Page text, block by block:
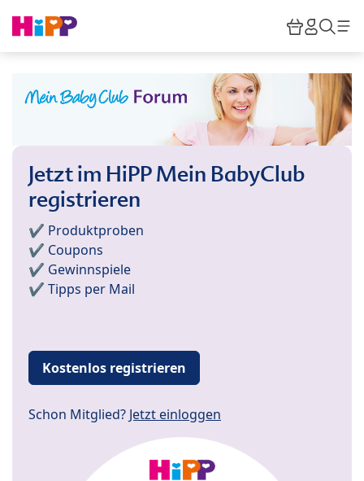
HiPP
Jetzt im HiPP Mein BabyClub
registrieren
✔️ Produktproben
✔️ Coupons
✔️ Gewinnspiele
✔️ Tipps per Mail
Kostenlos registrieren
Schon Mitglied? Jetzt einloggen